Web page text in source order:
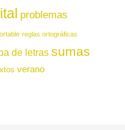
problemas
reglas ortográficas
de letras sumas
verano